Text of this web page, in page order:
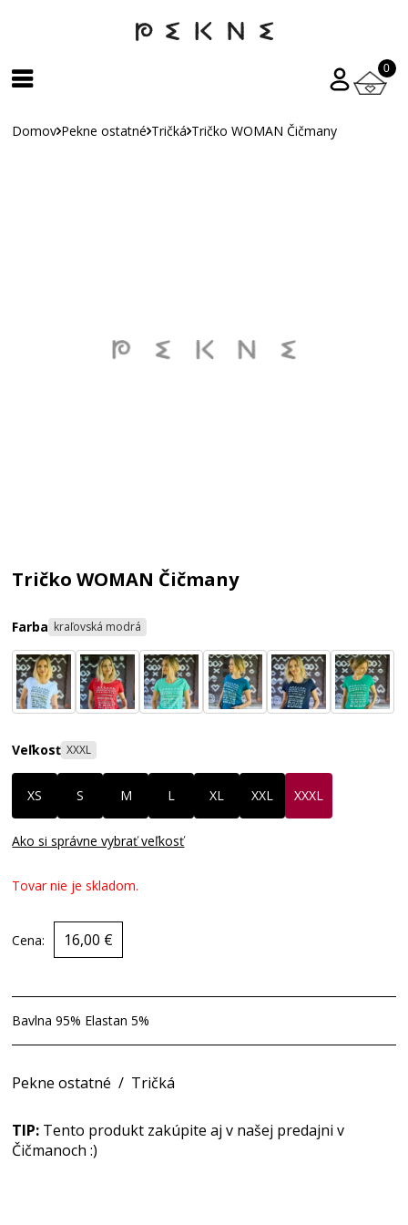
0
Domov Pekne ostatné Tričká Tričko WOMAN Čičmany
Tričko WOMAN Čičmany
Farba kraľovská modrá
Veľkosť XXXL
XS S M L XL XXL XXXL
Ako si správne vybrať veľkosť
Tovar nie je skladom.
Cena: 16,00 €
Bavlna 95% Elastan 5%
Pekne ostatné / Tričká
TIP: Tento produkt zakúpite aj v našej predajni v
Čičmanoch :)